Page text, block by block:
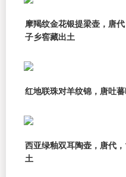
摩羯纹金花银提梁壶，唐
子乡窖藏出土
红地联珠对羊纹锦，唐吐
西亚绿釉双耳陶壶，唐代
土